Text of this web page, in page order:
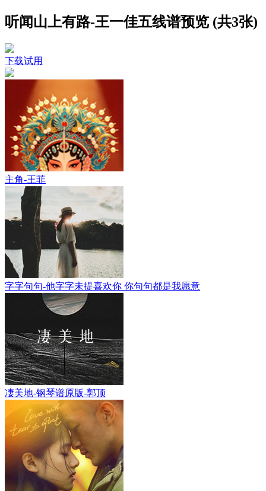
听闻山上有路-王一佳五线谱预览 (共3张)
下载试用
主角-王菲
字字句句-他字字未提喜欢你 你句句都是我愿意
凄美地-钢琴谱原版-郭顶